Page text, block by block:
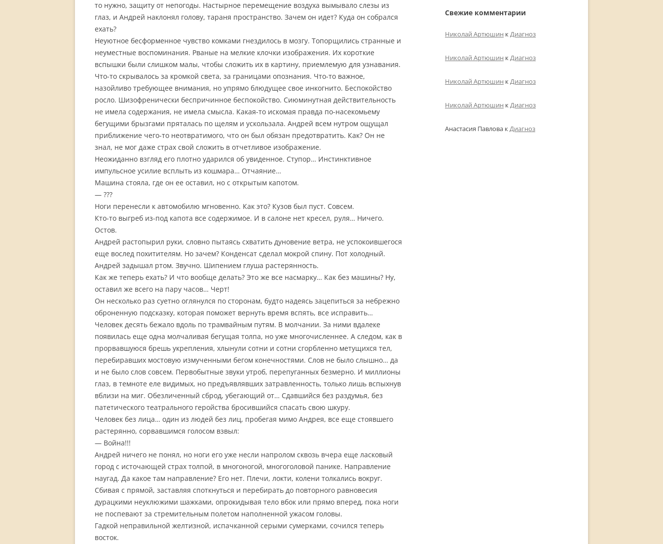
то нужно, защиту от непогоды. Настырное перемещение воздуха вымывало слезы из
глаз, и Андрей наклонял голову, тараня пространство. Зачем он идет? Куда он собрался
ехать?
Неуютное бесформенное чувство комками гнездилось в мозгу. Топорщились странные и
неуместные воспоминания. Рваные на мелкие клочки изображения. Их короткие
вспышки были слишком малы, чтобы сложить их в картину, приемлемую для узнавания.
Что-то скрывалось за кромкой света, за границами опознания. Что-то важное,
назойливо требующее внимания, но упрямо блюдущее свое инкогнито. Беспокойство
росло. Шизофренически беспричинное беспокойство. Сиюминутная действительность
не имела содержания, не имела смысла. Какая-то искомая правда по-насекомьему
бегущими брызгами пряталась по щелям и ускользала. Андрей всем нутром ощущал
приближение чего-то неотвратимого, что он был обязан предотвратить. Как? Он не
знал, не мог даже страх свой сложить в отчетливое изображение.
Неожиданно взгляд его плотно ударился об увиденное. Ступор… Инстинктивное
импульсное усилие всплыть из кошмара… Отчаяние…
Машина стояла, где он ее оставил, но с открытым капотом.
— ???
Ноги перенесли к автомобилю мгновенно. Как это? Кузов был пуст. Совсем.
Кто-то выгреб из-под капота все содержимое. И в салоне нет кресел, руля… Ничего.
Остов.
Андрей растопырил руки, словно пытаясь схватить дуновение ветра, не успокоившегося
еще вослед похитителям. Но зачем? Конденсат сделал мокрой спину. Пот холодный.
Андрей задышал ртом. Звучно. Шипением глуша растерянность.
Как же теперь ехать? И что вообще делать? Это же все насмарку… Как без машины? Ну,
оставил же всего на пару часов… Черт!
Он несколько раз суетно оглянулся по сторонам, будто надеясь зацепиться за небрежно
оброненную подсказку, которая поможет вернуть время вспять, все исправить…
Человек десять бежало вдоль по трамвайным путям. В молчании. За ними вдалеке
появилась еще одна молчаливая бегущая толпа, но уже многочисленнее. А следом, как в
прорвавшуюся брешь укрепления, хлынули сотни и сотни сгорбленно метущихся тел,
перебиравших мостовую измученными бегом конечностями. Слов не было слышно… да
и не было слов совсем. Первобытные звуки утроб, перепуганных безмерно. И миллионы
глаз, в темноте еле видимых, но предъявлявших затравленность, только лишь вспыхнув
вблизи на миг. Обезличенный сброд, убегающий от… Сдавшийся без раздумья, без
патетического театрального геройства бросившийся спасать свою шкуру.
Человек без лица… один из людей без лиц, пробегая мимо Андрея, все еще стоявшего
растерянно, сорвавшимся голосом взвыл:
— Война!!!
Андрей ничего не понял, но ноги его уже несли напролом сквозь вчера еще ласковый
город с источающей страх толпой, в многоногой, многоголовой панике. Направление
наугад. Да какое там направление? Его нет. Плечи, локти, колени толкались вокруг.
Сбивая с прямой, заставляя споткнуться и перебирать до повторного равновесия
дурацкими неуклюжими шажками, опрокидывая тело вбок или прямо вперед, пока ноги
не поспевают за стремительным полетом наполненной ужасом головы.
Гадкой неправильной желтизной, испачканной серыми сумерками, сочился теперь
восток.
Свежие комментарии
Николай Артюшин кДиагноз
Николай Артюшин кДиагноз
Николай Артюшин кДиагноз
Николай Артюшин кДиагноз
Анастасия Павлова кДиагноз